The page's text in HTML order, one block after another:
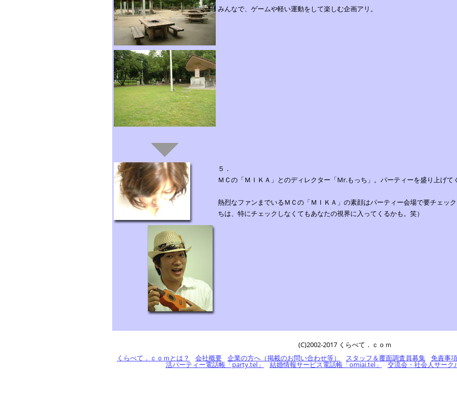
みんなで、ゲームや軽い運動をして楽しむ企画アリ。
５．
ＭＣの「ＭＩＫＡ」とのディレクター「Mr.もっち」。パーティーを盛り上げて
熱烈なファンまでいるＭＣの「ＭＩＫＡ」の素顔はパーティー会場で要チェッ
ちは、特にチェックしなくてもあなたの視界に入ってくるかも。笑）
(C)2002-2017 くらべて．ｃｏｍ
くらべて．ｃｏｍとは？
会社概要 企業の方へ（掲載のお問い合わせ等） スタッフ＆覆面調査員募集 免責事項
活パーティー電話帳「party.tel」 結婚情報サービス電話帳「omiai.tel」 交流会・社会人サー